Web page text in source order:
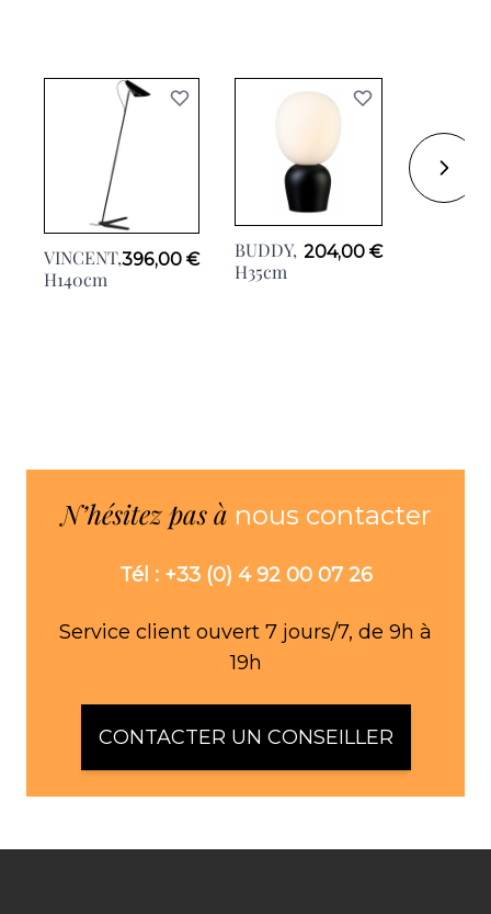
VINCENT,
H140cm
396,00 €
BUDDY,
H35cm
204,00 €
N’hésitez pas à nous contacter
Tél : +33 (0) 4 92 00 07 26
Service client ouvert 7 jours/7, de 9h à
19h
CONTACTER UN CONSEILLER